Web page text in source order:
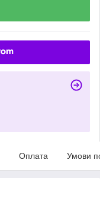
Оплата Умови